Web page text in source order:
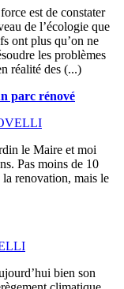
est de constater
de l’écologie que
ont plus qu’on ne
les problèmes
réalité des (...)
parc rénové
le Maire et moi
Pas moins de 10
la renovation, mais le
bien son